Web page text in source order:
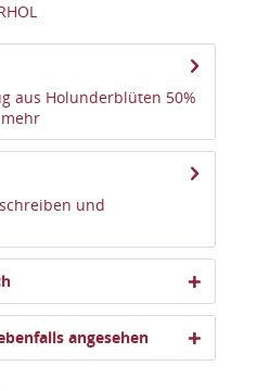
aus Holunderblüten 50%
mehr
und
angesehen